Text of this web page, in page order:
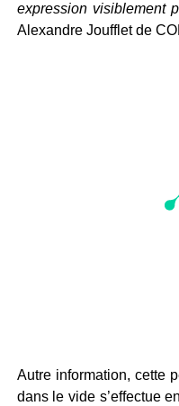
expression visiblement
Alexandre Joufflet de
Autre information, cette
dans le vide s’effectue